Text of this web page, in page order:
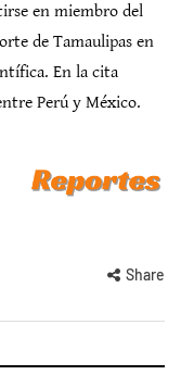
en miembro del
de Tamaulipas en
En la cita
Perú y México.
Share